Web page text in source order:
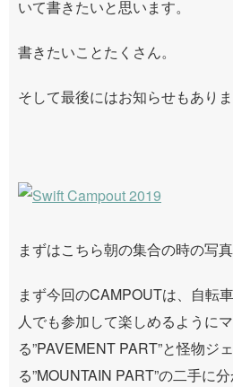
いて書きたいと思います。
書きたいことたくさん。
そして最後にはお知らせもありま
まずはこちら朝の集合の時の写真
まず今回のCAMPOUTは、自転
人でも参加して楽しめるように
る”PAVEMENT PART”と怪物ジ
る”MOUNTAIN PART”の二手に